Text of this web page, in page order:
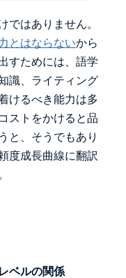
ではありません。
とはならないから
すためには、語学
識、ライティング
けるべき能力は多
ストをかけると品
と、そうでもあり
度成長曲線に翻訳
ベルの関係